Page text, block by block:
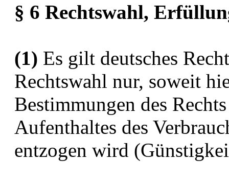
§ 6 Rechtswahl,
(1) Es gilt deutsches
Rechtswahl nur, soweit
Bestimmungen des
Aufenthaltes des
entzogen wird